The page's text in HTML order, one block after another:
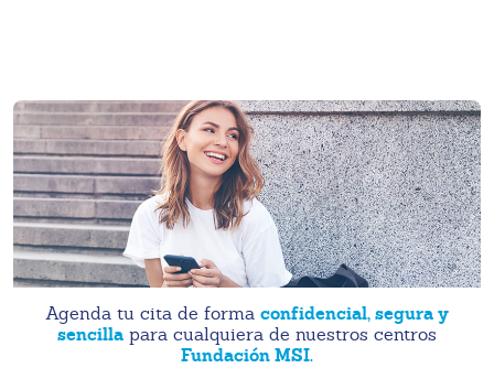
Agenda tu cita de forma confidencial, segura y
sencilla para cualquiera de nuestros centros
Fundación MSI.